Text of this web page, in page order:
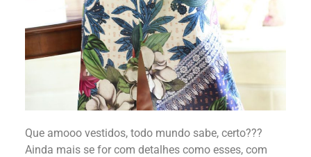
Que amooo vestidos, todo mundo sabe, certo???
Ainda mais se for com detalhes como esses, com